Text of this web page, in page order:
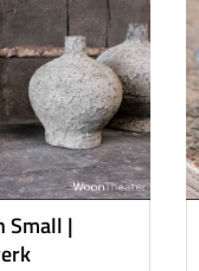
Small |